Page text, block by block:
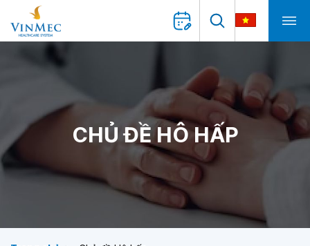
CHỦ ĐỀ HÔ HẤP